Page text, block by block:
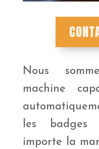
Nous
machine
les badges
importe la